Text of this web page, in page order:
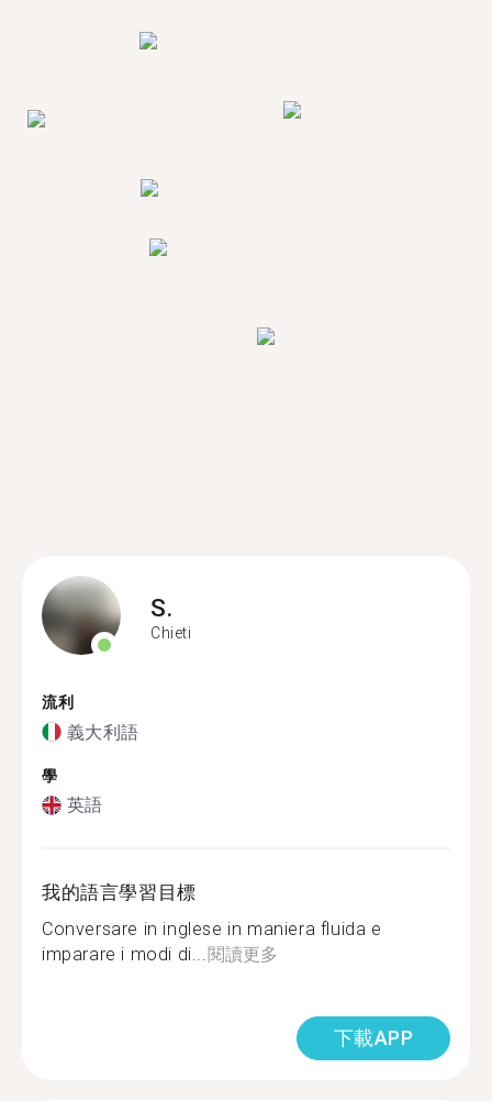
S.
Chieti
流利
義大利語
學
英語
我的語言學習目標
Conversare in inglese in maniera fluida e
imparare i modi di...閱讀更多
下載APP